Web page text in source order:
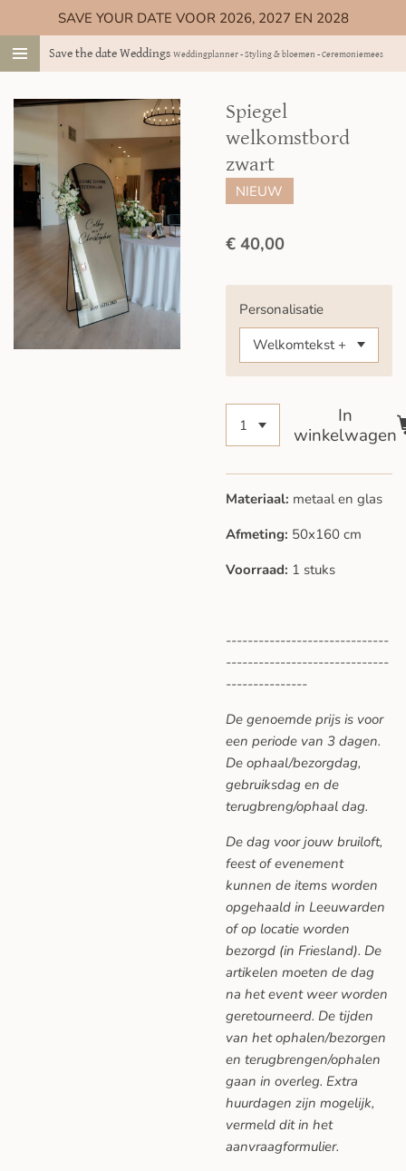
direct
naar
hoofdinhoud
Save the date Weddings Weddingplanner - Styling & bloemen - Ceremoniemeester
SAVE YOUR DATE VOOR 2026, 2027 EN 2028
Spiegel
welkomstbord
zwart
NIEUW
€ 40,00
Personalisatie
In
winkelwagen
Materiaal: metaal en glas
Afmeting: 50x160 cm
Voorraad: 1 stuks
------------------------------
------------------------------
---------------
De genoemde prijs is voor
een periode van 3 dagen.
De ophaal/bezorgdag,
gebruiksdag en de
terugbreng/ophaal dag.
De dag voor jouw bruiloft,
feest of evenement
kunnen de items worden
opgehaald in Leeuwarden
of op locatie worden
bezorgd (in Friesland). De
artikelen moeten de dag
na het event weer worden
geretourneerd. De tijden
van het ophalen/bezorgen
en terugbrengen/ophalen
gaan in overleg. Extra
huurdagen zijn mogelijk,
vermeld dit in het
aanvraagformulier.